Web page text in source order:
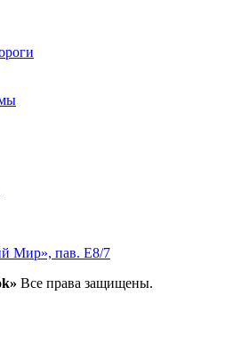
Мир», пав. Е8/7
Все права защищены.